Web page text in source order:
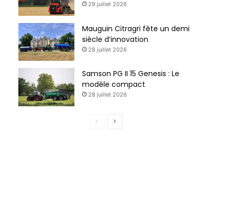
29 juillet 2026
Mauguin Citragri fête un demi
siècle d’innovation
28 juillet 2026
Samson PG II 15 Genesis : Le
modèle compact
28 juillet 2026
Page